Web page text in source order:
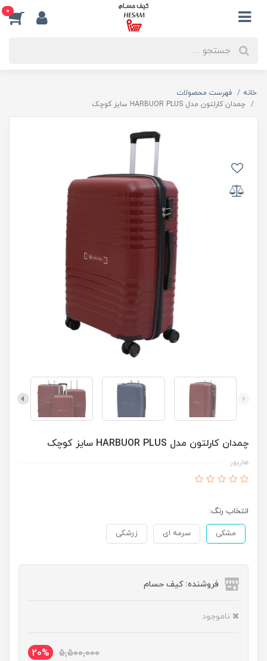
0
خانه
فهرست محصولات
چمدان کارلتون مدل HARBUOR PLUS سایز کوچک
چمدان کارلتون مدل HARBUOR PLUS سایز کوچک
هاربور
انتخاب رنگ:
مشکی سرمه ای زرشکی
فروشنده: کیف حسام
ناموجود
5,500,000
20%